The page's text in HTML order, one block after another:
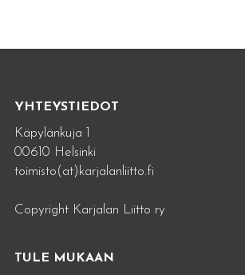
YHTEYSTIEDOT
Käpylänkuja 1
00610 Helsinki
toimisto(at)karjalanliitto.fi
Copyright Karjalan Liitto ry
TULE MUKAAN